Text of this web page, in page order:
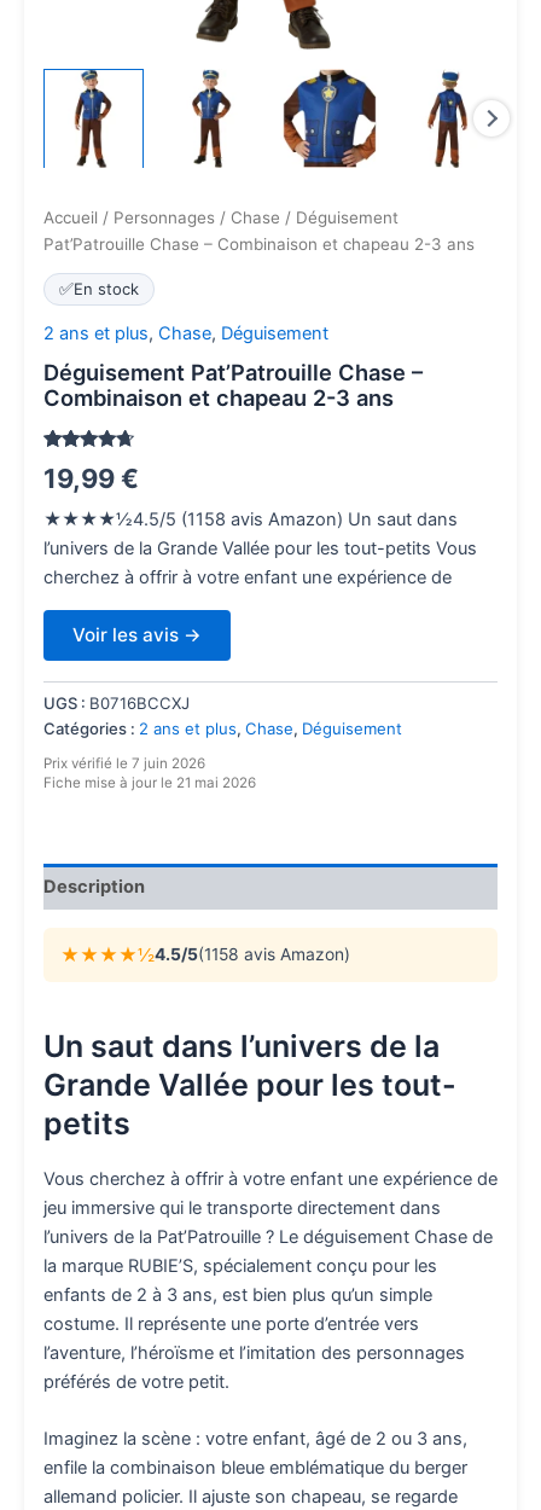
Accueil / Personnages / Chase / Déguisement
Pat’Patrouille Chase – Combinaison et chapeau 2-3 ans
✅En stock
2 ans et plus, Chase, Déguisement
Déguisement Pat’Patrouille Chase –
Combinaison et chapeau 2-3 ans
sur 5
basé sur
notations
19,99€
★★★★½4.5/5 (1158 avis Amazon) Un saut dans
l’univers de la Grande Vallée pour les tout-petits Vous
cherchez à offrir à votre enfant une expérience de
Voir les avis →
UGS : B0716BCCXJ
Catégories : 2 ans et plus, Chase, Déguisement
Prix vérifié le 7 juin 2026
Fiche mise à jour le 21 mai 2026
Description
★★★★½4.5/5(1158 avis Amazon)
Un saut dans l’univers de la
Grande Vallée pour les tout-
petits
Vous cherchez à offrir à votre enfant une expérience de
jeu immersive qui le transporte directement dans
l’univers de la Pat’Patrouille ? Le déguisement Chase de
la marque RUBIE’S, spécialement conçu pour les
enfants de 2 à 3 ans, est bien plus qu’un simple
costume. Il représente une porte d’entrée vers
l’aventure, l’héroïsme et l’imitation des personnages
préférés de votre petit.
Imaginez la scène : votre enfant, âgé de 2 ou 3 ans,
enfile la combinaison bleue emblématique du berger
allemand policier. Il ajuste son chapeau, se regarde